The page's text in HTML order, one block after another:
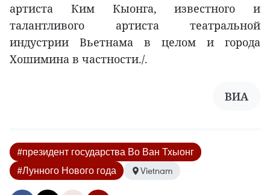
артиста Ким Кыонга, известного и
талантливого артиста театральной
индустрии Вьетнама в целом и города
Хошимина в частности./.
ВИА
#президент государства Во Ван Тхыонг
#Лунного Нового года
Vietnam